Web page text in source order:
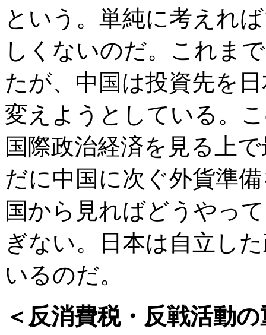
という。単純に考えれ
しくないのだ。これま
たが、中国は投資先を
変えようとしている。
国際政治経済を見る上
だに中国に次ぐ外貨準
国から見ればどうやっ
ぎない。日本は自立し
いるのだ。
＜反消費税・反戦活動